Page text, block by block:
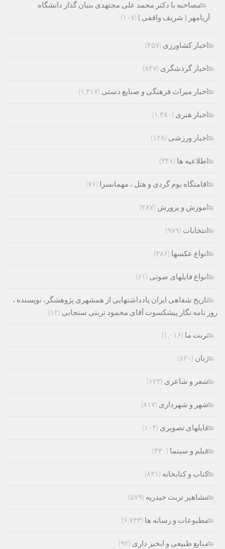
مصاحبه با دکتر محمد علی مجتهدی بنیان گذار دانشگاه
آریامهر ( شریف واقفی ) (۱۰۷)
اخبار کشاورزی (۴۵۷)
اخبار گردشگری (۸۳۷)
اخبار میراث فرهنگی و صنایع دستی (۱,۴۱۷)
اخبار هنری (۱,۴۸۰)
اخبار ورزشی (۱۲۸)
اطلاعیه ها (۳۴۸)
اقامتگاه بوم گردی و هتل ، مهمانسرا (۷۶)
اموزش و پرورش (۲۸۷)
انتخابات (۹۷۹)
انواع عکسها (۳۸۶)
انواع فایلهای صوتی (۶۱)
تاریخ شفاهی ایران یادداشتهایی از همشهری پژوهشگر، نویسنده ،
روز نامه نگار پیشکسوت آقای محمود تربتی سنجابی (۱۲)
تربت ما (۱,۰۱۶)
زنان (۸۲۰)
شعر و شاعری (۶۲۳)
شهر و شهرداری (۸۱۷)
فایلهای تصویری (۱۰۴)
فیلم و سینما (۳۳۰)
کتاب و کتابخانه (۸۳۱)
مشاهیر تربت حیدریه (۵۷۹)
مطبوعات و رسانه ها (۶,۷۳۳)
منابع طبیعی و ابخیز داری (۹۲)